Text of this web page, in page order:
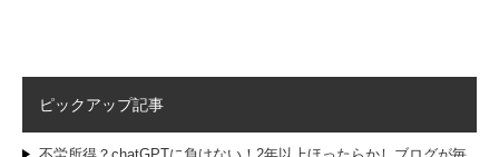
ピックアップ記事